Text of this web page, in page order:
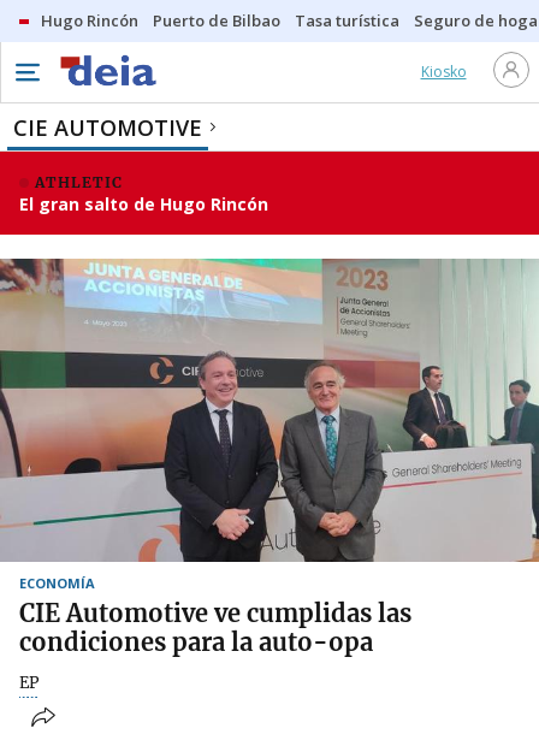
Hugo Rincón Puerto de Bilbao Tasa turística Seguro de
Kiosko
CIE AUTOMOTIVE
ATHLETIC
El gran salto de Hugo Rincón
ECONOMÍA
CIE Automotive ve cumplidas las
condiciones para la auto-opa
EP